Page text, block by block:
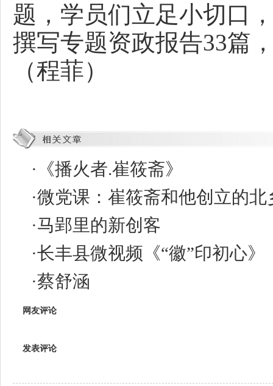
题，学员们立足小切口
撰写专题资政报告33篇
（程菲）
· 《播火者.崔筱斋》
·微党课：崔筱斋和他创立的北
·马郢里的新创客
·长丰县微视频《“徽”印初心》
·蔡舒涵
网友评论
发表评论